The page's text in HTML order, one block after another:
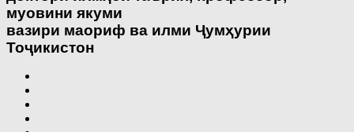
муовини якуми
вазири маориф ва илми Ҷумҳурии
Тоҷикистон